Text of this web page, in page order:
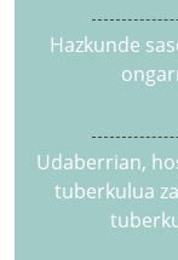
Hazkunde
Udaberrian,
tuberkulua